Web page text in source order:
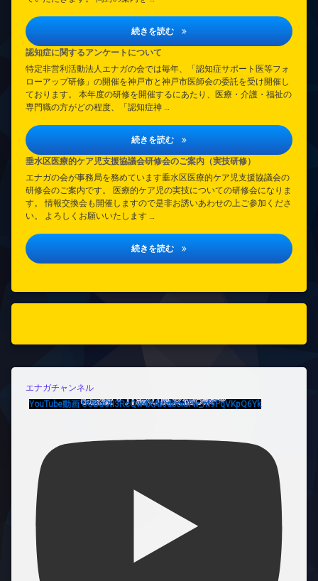
続きを読む 2026年定時総会について
認知症に関するアンケートについて
特定非営利活動法人エナガの会では毎年、「認知症サポート医等フォ
ローアップ研修」の開催を神戸市と神戸市医師会の委託を受け開催し
ております。 本年度の研修を開催するにあたり、医療・介護・福祉の
専門職の方がどの程度、「認知症神 …
続きを読む 認知症に関するアンケートについて
垂水区医療的ケア児支援協議会研修会のご案内（実技研修）
エナガの会が事務局を務めています垂水区医療的ケア児支援協議会の
研修会のご案内です。 医療的ケア児の実技についての研修会になりま
す。 情報交換会も開催しますので是非お誘いあわせの上ご参加くださ
い。 よろしくお願いいたします …
続きを読む 垂水区医療的ケア児支援協議会研修
エナガチャンネル
YouTube動画 UCBuCtI3RcQw4XAt0dboiuFw_m9PqVKpQ6Yk